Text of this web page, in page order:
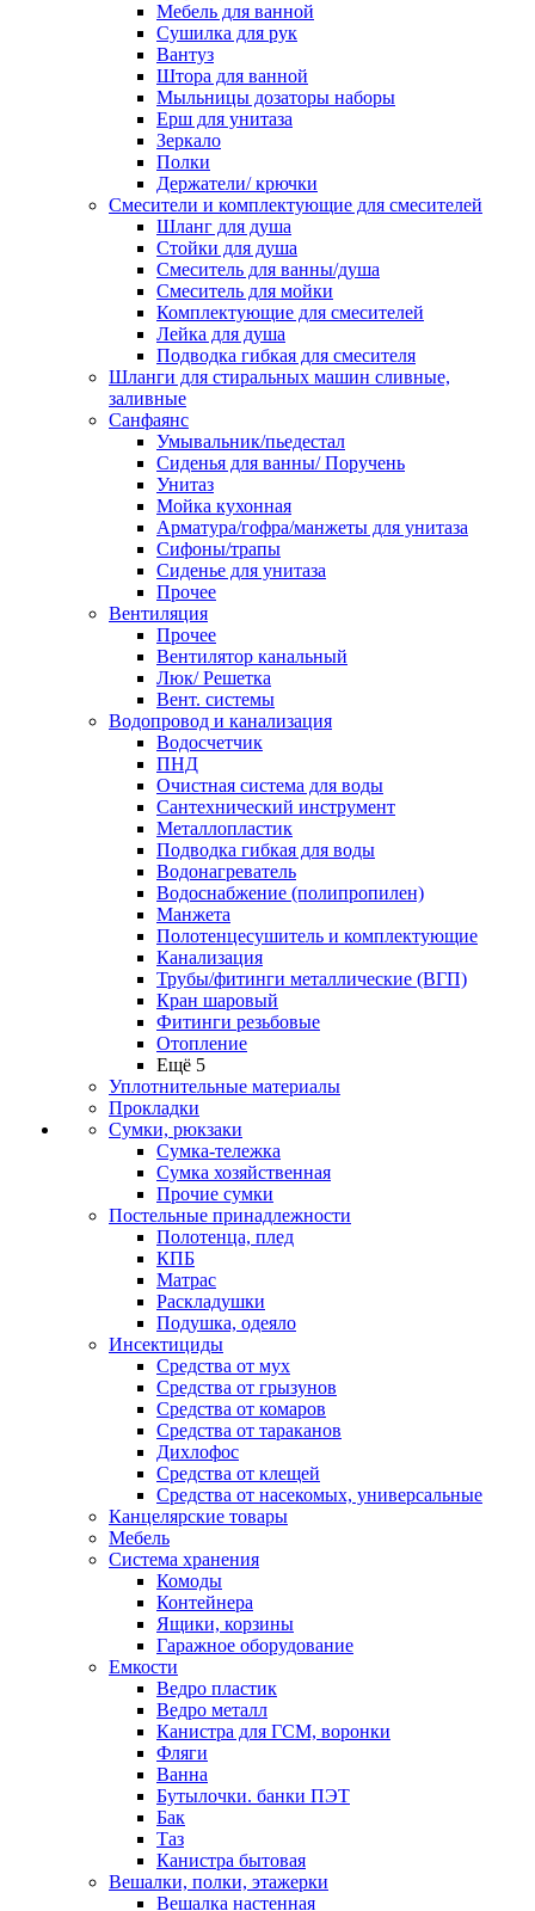
Мебель для ванной
Сушилка для рук
Вантуз
Штора для ванной
Мыльницы дозаторы наборы
Ерш для унитаза
Зеркало
Полки
Держатели/ крючки
Смесители и комплектующие для смесителей
Шланг для душа
Стойки для душа
Смеситель для ванны/душа
Смеситель для мойки
Комплектующие для смесителей
Лейка для душа
Подводка гибкая для смесителя
Шланги для стиральных машин сливные,
заливные
Санфаянс
Умывальник/пьедестал
Сиденья для ванны/ Поручень
Унитаз
Мойка кухонная
Арматура/гофра/манжеты для унитаза
Сифоны/трапы
Сиденье для унитаза
Прочее
Вентиляция
Прочее
Вентилятор канальный
Люк/ Решетка
Вент. системы
Водопровод и канализация
Водосчетчик
ПНД
Очистная система для воды
Сантехнический инструмент
Металлопластик
Подводка гибкая для воды
Водонагреватель
Водоснабжение (полипропилен)
Манжета
Полотенцесушитель и комплектующие
Канализация
Трубы/фитинги металлические (ВГП)
Кран шаровый
Фитинги резьбовые
Отопление
Ещё 5
Уплотнительные материалы
Прокладки
Сумки, рюкзаки
Сумка-тележка
Сумка хозяйственная
Прочие сумки
Постельные принадлежности
Полотенца, плед
КПБ
Матрас
Раскладушки
Подушка, одеяло
Инсектициды
Средства от мух
Средства от грызунов
Средства от комаров
Средства от тараканов
Дихлофос
Средства от клещей
Средства от насекомых, универсальные
Канцелярские товары
Мебель
Система хранения
Комоды
Контейнера
Ящики, корзины
Гаражное оборудование
Емкости
Ведро пластик
Ведро металл
Канистра для ГСМ, воронки
Фляги
Ванна
Бутылочки. банки ПЭТ
Бак
Таз
Канистра бытовая
Вешалки, полки, этажерки
Вешалка настенная